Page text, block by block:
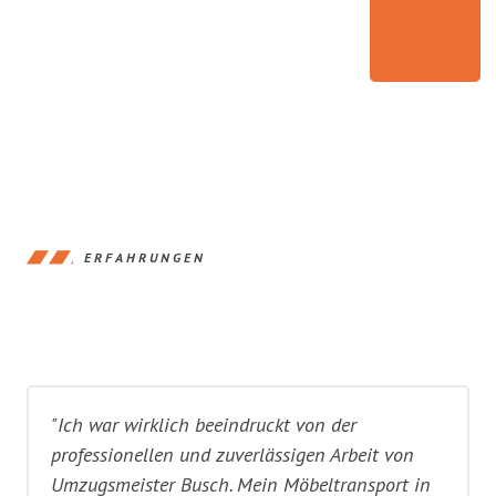
ERFAHRUNGEN
"Ich war wirklich beeindruckt von der
professionellen und zuverlässigen Arbeit von
Umzugsmeister Busch. Mein Möbeltransport in